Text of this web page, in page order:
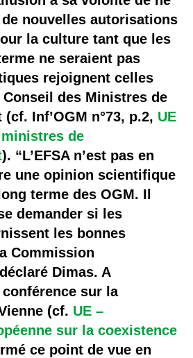
nouvelles autorisations
la culture tant que les
ne seraient pas
rejoignent celles
des Ministres de
(cf. Inf’OGM n°73, p.2, UE
de
). “L’EFSA n’est pas en
une opinion scientifique
terme des OGM. Il
demander si les
les bonnes
Commission
Dimas. A
conférence sur la
(cf. UE –
sur la coexistence
ce point de vue en